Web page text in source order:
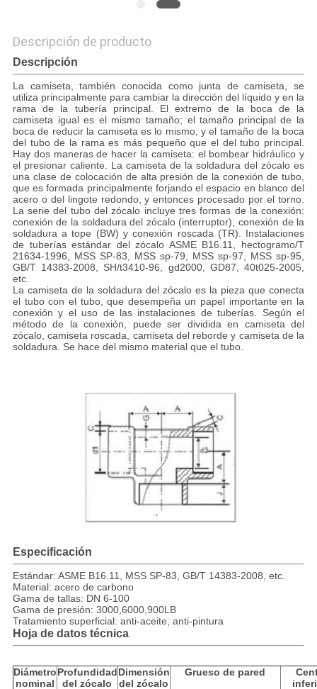
Descripción de producto
Descripción
La camiseta, también conocida como junta de camiseta, se
utiliza principalmente para cambiar la dirección del líquido y en la
rama de la tubería principal. El extremo de la boca de la
camiseta igual es el mismo tamaño; el tamaño principal de la
boca de reducir la camiseta es lo mismo, y el tamaño de la boca
del tubo de la rama es más pequeño que el del tubo principal.
Hay dos maneras de hacer la camiseta: el bombear hidráulico y
el presionar caliente. La camiseta de la soldadura del zócalo es
una clase de colocación de alta presión de la conexión de tubo,
que es formada principalmente forjando el espacio en blanco del
acero o del lingote redondo, y entonces procesado por el torno.
La serie del tubo del zócalo incluye tres formas de la conexión:
conexión de la soldadura del zócalo (interruptor), conexión de la
soldadura a tope (BW) y conexión roscada (TR). Instalaciones
de tuberías estándar del zócalo ASME B16.11, hectogramo/T
21634-1996, MSS SP-83, MSS sp-79, MSS sp-97, MSS sp-95,
GB/T 14383-2008, SH/t3410-96, gd2000, GD87, 40t025-2005,
etc.
La camiseta de la soldadura del zócalo es la pieza que conecta
el tubo con el tubo, que desempeña un papel importante en la
conexión y el uso de las instalaciones de tuberías. Según el
método de la conexión, puede ser dividida en camiseta del
zócalo, camiseta roscada, camiseta del reborde y camiseta de la
soldadura. Se hace del mismo material que el tubo.
Especificación
Estándar: ASME B16.11, MSS SP-83, GB/T 14383-2008, etc.
Material: acero de carbono
Gama de tallas: DN 6-100
Gama de presión: 3000,6000,900LB
Tratamiento superficial: anti-aceite; anti-pintura
Hoja de datos técnica
Diámetro
nominal
Profundidad
del zócalo
Dimensión
del zócalo
Grueso de pared